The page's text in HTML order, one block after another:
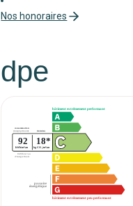
Nos honoraires
dpe